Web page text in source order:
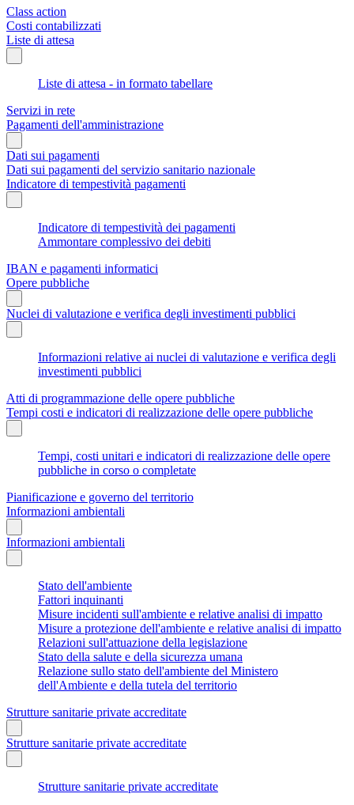
Class action
Costi contabilizzati
Liste di attesa
Liste di attesa - in formato tabellare
Servizi in rete
Pagamenti dell'amministrazione
Dati sui pagamenti
Dati sui pagamenti del servizio sanitario nazionale
Indicatore di tempestività pagamenti
Indicatore di tempestività dei pagamenti
Ammontare complessivo dei debiti
IBAN e pagamenti informatici
Opere pubbliche
Nuclei di valutazione e verifica degli investimenti pubblici
Informazioni relative ai nuclei di valutazione e verifica degli
investimenti pubblici
Atti di programmazione delle opere pubbliche
Tempi costi e indicatori di realizzazione delle opere pubbliche
Tempi, costi unitari e indicatori di realizzazione delle opere
pubbliche in corso o completate
Pianificazione e governo del territorio
Informazioni ambientali
Informazioni ambientali
Stato dell'ambiente
Fattori inquinanti
Misure incidenti sull'ambiente e relative analisi di impatto
Misure a protezione dell'ambiente e relative analisi di impatto
Relazioni sull'attuazione della legislazione
Stato della salute e della sicurezza umana
Relazione sullo stato dell'ambiente del Ministero
dell'Ambiente e della tutela del territorio
Strutture sanitarie private accreditate
Strutture sanitarie private accreditate
Strutture sanitarie private accreditate